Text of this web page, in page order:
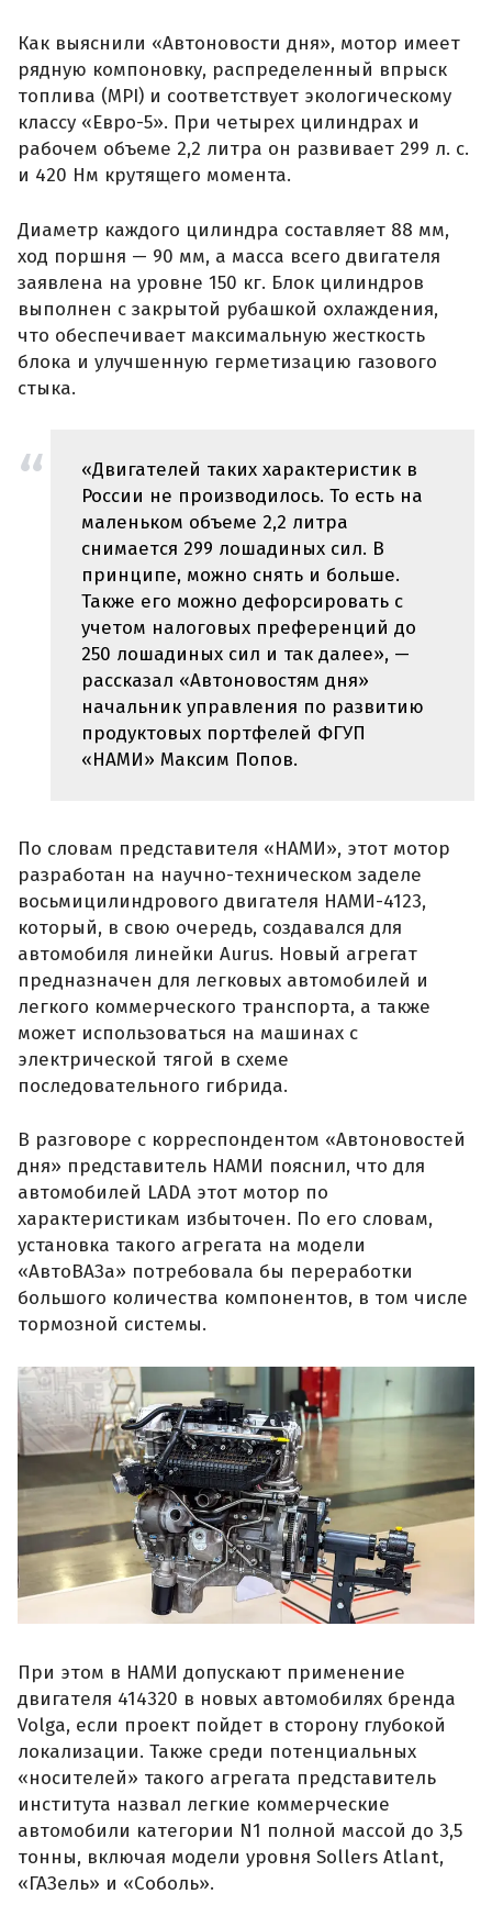
Как выяснили «Автоновости дня», мотор имеет
рядную компоновку, распределенный впрыск
топлива (MPI) и соответствует экологическому
классу «Евро-5». При четырех цилиндрах и
рабочем объеме 2,2 литра он развивает 299 л. с.
и 420 Нм крутящего момента.
Диаметр каждого цилиндра составляет 88 мм,
ход поршня — 90 мм, а масса всего двигателя
заявлена на уровне 150 кг. Блок цилиндров
выполнен с закрытой рубашкой охлаждения,
что обеспечивает максимальную жесткость
блока и улучшенную герметизацию газового
стыка.
«Двигателей таких характеристик в
России не производилось. То есть на
маленьком объеме 2,2 литра
снимается 299 лошадиных сил. В
принципе, можно снять и больше.
Также его можно дефорсировать с
учетом налоговых преференций до
250 лошадиных сил и так далее», —
рассказал «Автоновостям дня»
начальник управления по развитию
продуктовых портфелей ФГУП
«НАМИ» Максим Попов.
По словам представителя «НАМИ», этот мотор
разработан на научно-техническом заделе
восьмицилиндрового двигателя НАМИ-4123,
который, в свою очередь, создавался для
автомобиля линейки Aurus. Новый агрегат
предназначен для легковых автомобилей и
легкого коммерческого транспорта, а также
может использоваться на машинах с
электрической тягой в схеме
последовательного гибрида.
В разговоре с корреспондентом «Автоновостей
дня» представитель НАМИ пояснил, что для
автомобилей LADA этот мотор по
характеристикам избыточен. По его словам,
установка такого агрегата на модели
«АвтоВАЗа» потребовала бы переработки
большого количества компонентов, в том числе
тормозной системы.
При этом в НАМИ допускают применение
двигателя 414320 в новых автомобилях бренда
Volga, если проект пойдет в сторону глубокой
локализации. Также среди потенциальных
«носителей» такого агрегата представитель
института назвал легкие коммерческие
автомобили категории N1 полной массой до 3,5
тонны, включая модели уровня Sollers Atlant,
«ГАЗель» и «Соболь».